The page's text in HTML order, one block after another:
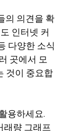
의 의견을 확
인터넷 커
다양한 소식
곳에서 모
것이 중요합
용하세요.
래량 그래프